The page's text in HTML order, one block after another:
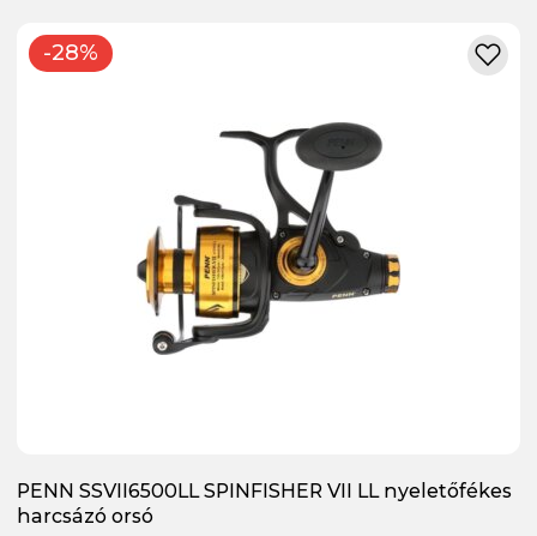
-28%
PENN SSVII6500LL SPINFISHER VII LL nyeletőfékes
harcsázó orsó